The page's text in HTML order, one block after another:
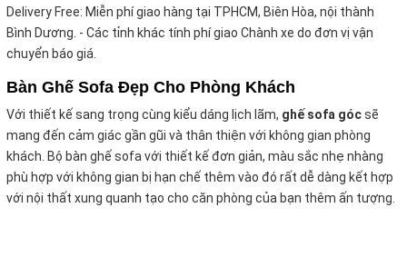
Delivery Free: Miễn phí giao hàng tại TPHCM, Biên Hòa, nội thành
Bình Dương. - Các tỉnh khác tính phí giao Chành xe do đơn vị vận
chuyển báo giá.
Bàn Ghế Sofa Đẹp Cho Phòng Khách
Với thiết kế sang trọng cùng kiểu dáng lịch lãm, ghế sofa gócsẽ
mang đến cảm giác gần gũi và thân thiện với không gian phòng
khách. Bộ bàn ghế sofa với thiết kế đơn giản, màu sắc nhẹ nhàng
phù hợp với không gian bị hạn chế thêm vào đó rất dễ dàng kết hợp
với nội thất xung quanh tạo cho căn phòng của bạn thêm ấn tượng.